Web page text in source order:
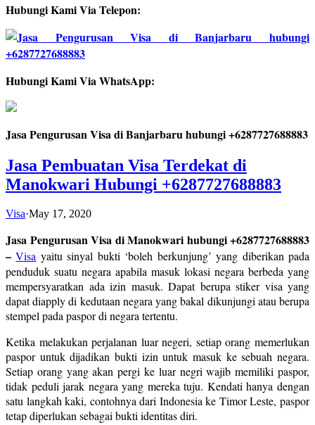
Hubungi Kami Via Telepon:
Hubungi Kami Via WhatsApp:
Jasa Pengurusan Visa di Banjarbaru hubungi +6287727688883
Jasa Pembuatan Visa Terdekat di
Manokwari Hubungi +6287727688883
Visa·May 17, 2020
Jasa Pengurusan Visa di Manokwari hubungi +6287727688883
–Visa yaitu sinyal bukti ‘boleh berkunjung’ yang diberikan pada
penduduk suatu negara apabila masuk lokasi negara berbeda yang
mempersyaratkan ada izin masuk. Dapat berupa stiker visa yang
dapat diapply di kedutaan negara yang bakal dikunjungi atau berupa
stempel pada paspor di negara tertentu.
Ketika melakukan perjalanan luar negeri, setiap orang memerlukan
paspor untuk dijadikan bukti izin untuk masuk ke sebuah negara.
Setiap orang yang akan pergi ke luar negri wajib memiliki paspor,
tidak peduli jarak negara yang mereka tuju. Kendati hanya dengan
satu langkah kaki, contohnya dari Indonesia ke Timor Leste, paspor
tetap diperlukan sebagai bukti identitas diri.